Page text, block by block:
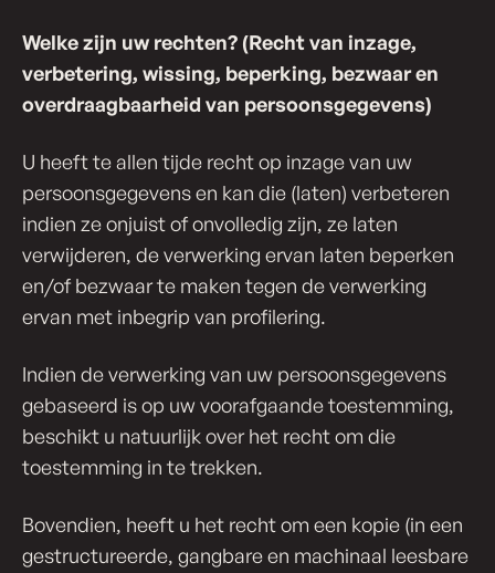
Welke zijn uw rechten? (Recht van inzage,
verbetering, wissing, beperking, bezwaar en
over­draag­baar­heid van per­soons­ge­ge­vens)
U heeft te allen tijde recht op inzage van uw
persoonsgegevens en kan die (laten) verbeteren
indien ze onjuist of onvolledig zijn, ze laten
verwijderen, de verwerking ervan laten beperken
en/of bezwaar te maken tegen de verwerking
ervan met inbegrip van profilering.
Indien de verwerking van uw persoonsgegevens
gebaseerd is op uw voorafgaande toestemming,
beschikt u natuurlijk over het recht om die
toestemming in te trekken.
Bovendien, heeft u het recht om een kopie (in een
gestructureerde, gangbare en machinaal leesbare